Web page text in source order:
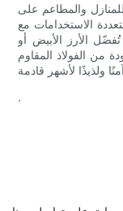
والمطاعم على
الاستخدامات مع
الأرز الأبيض أو
من الفولاذ المقاوم
.